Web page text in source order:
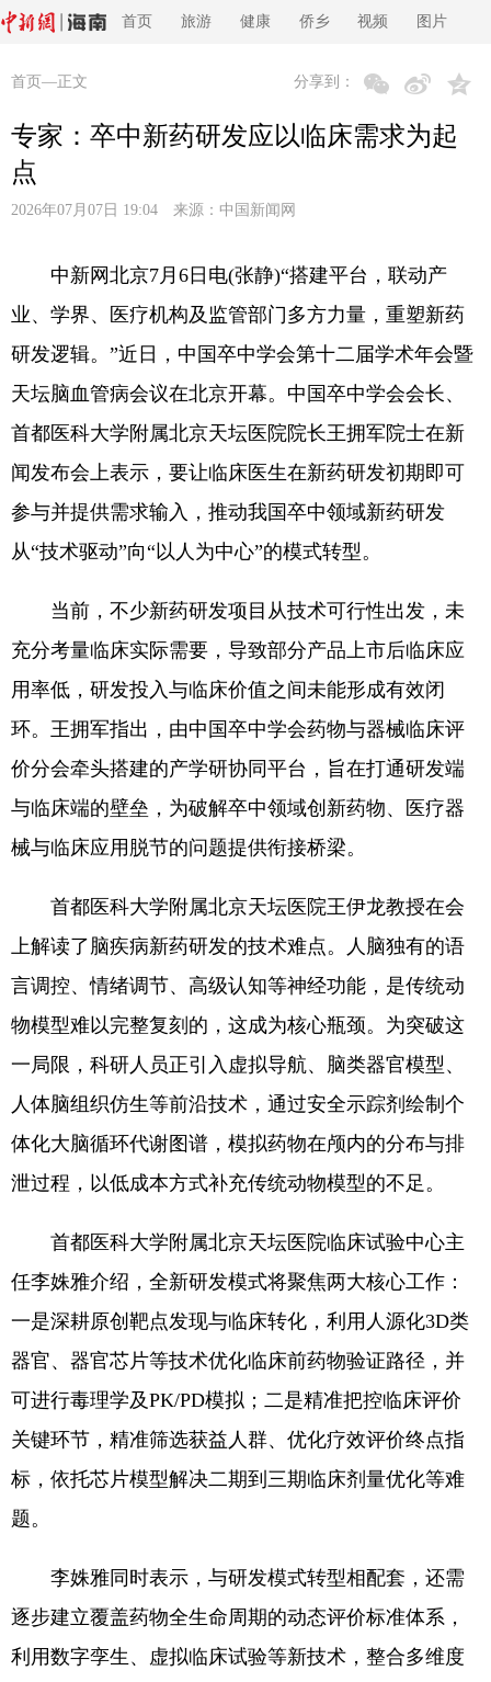
首页 旅游 健康 侨乡 视频 图片
首页 —正文 分享到：
专家：卒中新药研发应以临床需求为起
点
2026年07月07日 19:04 来源： 中国新闻网
中新网北京7月6日电(张静)“搭建平台，联动产
业、学界、医疗机构及监管部门多方力量，重塑新药
研发逻辑。”近日，中国卒中学会第十二届学术年会暨
天坛脑血管病会议在北京开幕。中国卒中学会会长、
首都医科大学附属北京天坛医院院长王拥军院士在新
闻发布会上表示，要让临床医生在新药研发初期即可
参与并提供需求输入，推动我国卒中领域新药研发
从“技术驱动”向“以人为中心”的模式转型。
当前，不少新药研发项目从技术可行性出发，未
充分考量临床实际需要，导致部分产品上市后临床应
用率低，研发投入与临床价值之间未能形成有效闭
环。王拥军指出，由中国卒中学会药物与器械临床评
价分会牵头搭建的产学研协同平台，旨在打通研发端
与临床端的壁垒，为破解卒中领域创新药物、医疗器
械与临床应用脱节的问题提供衔接桥梁。
首都医科大学附属北京天坛医院王伊龙教授在会
上解读了脑疾病新药研发的技术难点。人脑独有的语
言调控、情绪调节、高级认知等神经功能，是传统动
物模型难以完整复刻的，这成为核心瓶颈。为突破这
一局限，科研人员正引入虚拟导航、脑类器官模型、
人体脑组织仿生等前沿技术，通过安全示踪剂绘制个
体化大脑循环代谢图谱，模拟药物在颅内的分布与排
泄过程，以低成本方式补充传统动物模型的不足。
首都医科大学附属北京天坛医院临床试验中心主
任李姝雅介绍，全新研发模式将聚焦两大核心工作：
一是深耕原创靶点发现与临床转化，利用人源化3D类
器官、器官芯片等技术优化临床前药物验证路径，并
可进行毒理学及PK/PD模拟；二是精准把控临床评价
关键环节，精准筛选获益人群、优化疗效评价终点指
标，依托芯片模型解决二期到三期临床剂量优化等难
题。
李姝雅同时表示，与研发模式转型相配套，还需
逐步建立覆盖药物全生命周期的动态评价标准体系，
利用数字孪生、虚拟临床试验等新技术，整合多维度